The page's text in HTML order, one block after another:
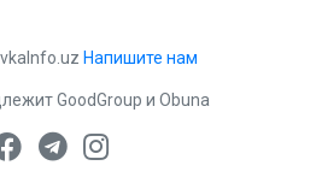
Напишите нам
GoodGroup и Obuna